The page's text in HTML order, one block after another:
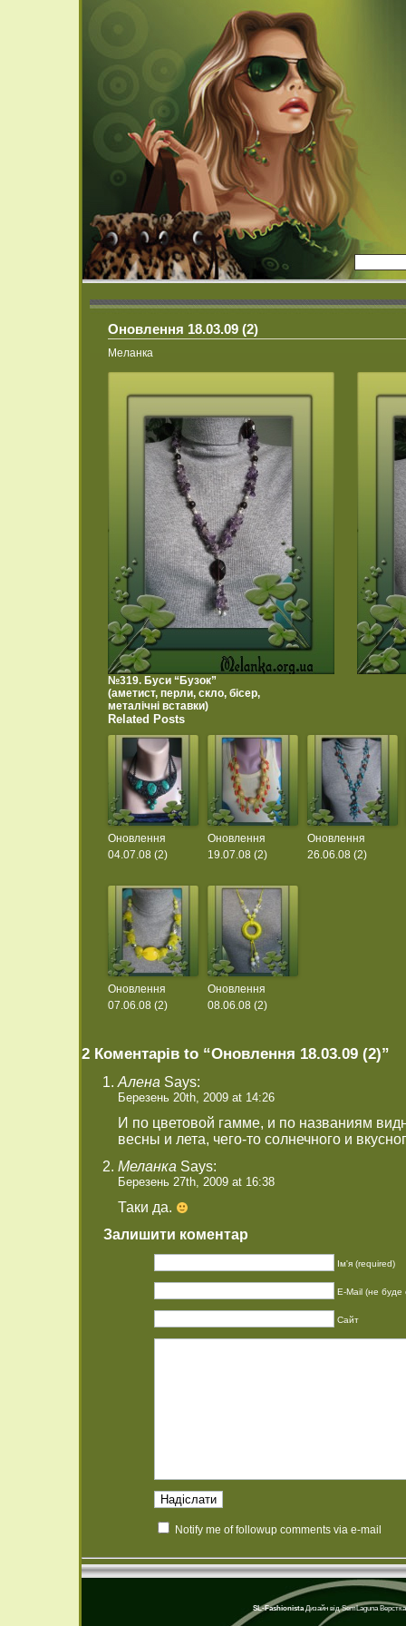
Оновлення 18.03.09 (2)
Меланка
№319. Буси “Бузок”
(аметист, перли, скло, бісер,
металічні вставки)
Related Posts
Оновлення
04.07.08 (2)
Оновлення
19.07.08 (2)
Оновлення
26.06.08 (2)
Оновлення
07.06.08 (2)
Оновлення
08.06.08 (2)
2 Коментарів to “Оновлення 18.03.09 (2)”
Алена Says:
Березень 20th, 2009 at 14:26
И по цветовой гамме, и по названиям
весны и лета, чего-то солнечного и
Меланка Says:
Березень 27th, 2009 at 16:38
Таки да.
Залишити коментар
Ім'я (required)
E-Mail (не буде
Сайт
Notify me of followup comments via e-mail
SL-Fashionista Дизайн відSemLaguna